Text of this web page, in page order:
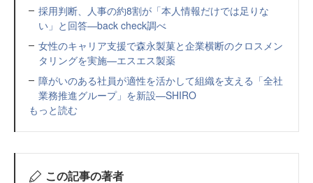
採用判断、人事の約8割が「本人情報だけでは足りな
い」と回答—back check調べ
女性のキャリア支援で森永製菓と企業横断のクロスメン
タリングを実施—エスエス製薬
障がいのある社員が適性を活かして組織を支える「全社
業務推進グループ」を新設—SHIRO
もっと読む
この記事の著者